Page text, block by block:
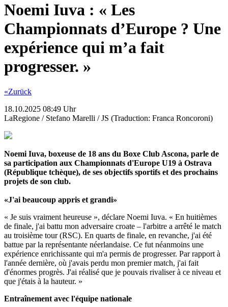
Noemi Iuva : « Les
Championnats d’Europe ? Une
expérience qui m’a fait
progresser. »
«Zurück
18.10.2025 08:49 Uhr
LaRegione / Stefano Marelli / JS (Traduction: Franca Roncoroni)
Noemi Iuva, boxeuse de 18 ans du Boxe Club Ascona, parle de
sa participation aux Championnats d'Europe U19 à Ostrava
(République tchèque), de ses objectifs sportifs et des prochains
projets de son club.
«J'ai beaucoup appris et grandi»
« Je suis vraiment heureuse », déclare Noemi Iuva. « En huitièmes
de finale, j'ai battu mon adversaire croate – l'arbitre a arrêté le match
au troisième tour (RSC). En quarts de finale, en revanche, j'ai été
battue par la représentante néerlandaise. Ce fut néanmoins une
expérience enrichissante qui m'a permis de progresser. Par rapport à
l'année dernière, où j'avais perdu mon premier match, j'ai fait
d'énormes progrès. J'ai réalisé que je pouvais rivaliser à ce niveau et
que j'étais à la hauteur. »
Entraînement avec l'équipe nationale